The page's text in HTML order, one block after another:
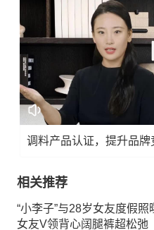
调料产品认证，提升品牌
相关推荐
“小李子”与28岁女友度假照
女友V领背心阔腿裤超松弛